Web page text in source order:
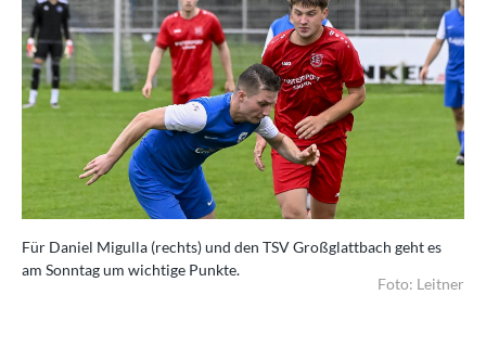
Für Daniel Migulla (rechts) und den TSV Großglattbach geht es
am Sonntag um wichtige Punkte.
Foto: Leitner